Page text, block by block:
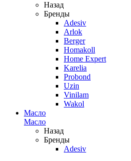
Назад
Бренды
Adesiv
Arlok
Berger
Homakoll
Home Expert
Karelia
Probond
Uzin
Vinilam
Wakol
Масло
Масло
Назад
Бренды
Adesiv